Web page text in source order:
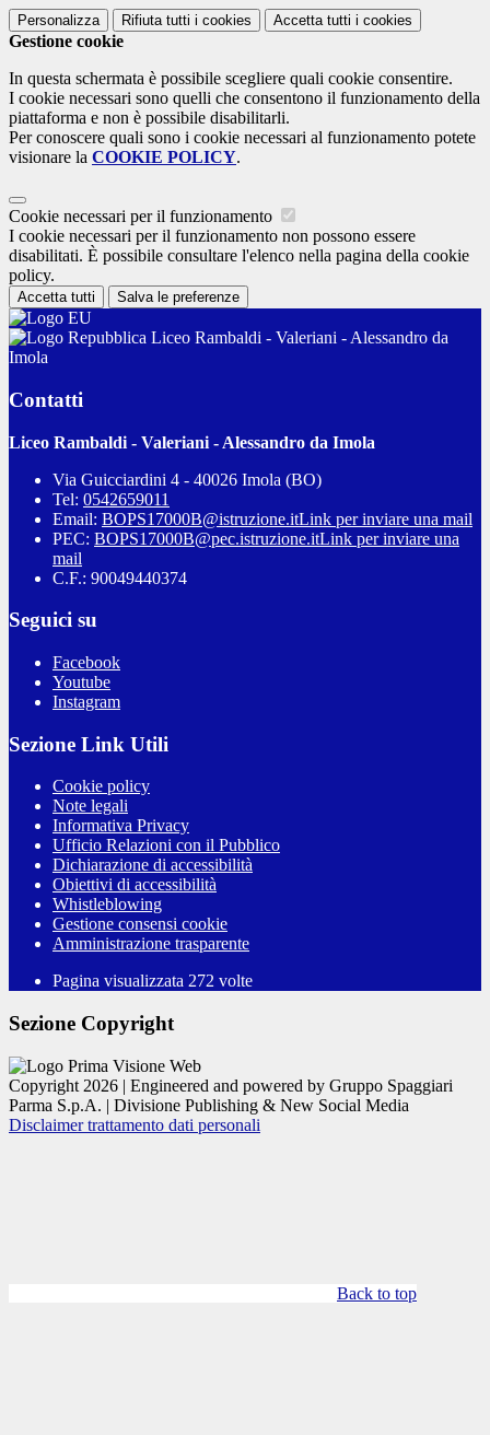
Personalizza Rifiuta tutti i cookies Accetta tutti i cookies
Gestione cookie
In questa schermata è possibile scegliere quali cookie consentire.
I cookie necessari sono quelli che consentono il funzionamento della
piattaforma e non è possibile disabilitarli.
Per conoscere quali sono i cookie necessari al funzionamento potete
visionare la COOKIE POLICY.
Cookie necessari per il funzionamento
I cookie necessari per il funzionamento non possono essere
disabilitati. È possibile consultare l'elenco nella pagina della cookie
policy.
Accetta tutti Salva le preferenze
Liceo Rambaldi - Valeriani - Alessandro da
Imola
Contatti
Liceo Rambaldi - Valeriani - Alessandro da Imola
Via Guicciardini 4 - 40026 Imola (BO)
Tel: 0542659011
Email: BOPS17000B@istruzione.itLink per inviare una mail
PEC: BOPS17000B@pec.istruzione.itLink per inviare una
mail
C.F.: 90049440374
Seguici su
Facebook
Youtube
Instagram
Sezione Link Utili
Cookie policy
Note legali
Informativa Privacy
Ufficio Relazioni con il Pubblico
Dichiarazione di accessibilità
Obiettivi di accessibilità
Whistleblowing
Gestione consensi cookie
Amministrazione trasparente
Pagina visualizzata 272 volte
Sezione Copyright
Copyright 2026 | Engineered and powered by Gruppo Spaggiari
Parma S.p.A. | Divisione Publishing & New Social Media
Disclaimer trattamento dati personali
Back to top